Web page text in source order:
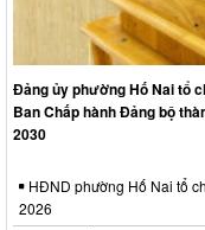
Đảng ủy phường Hố Nai tổ
Ban Chấp hành Đảng bộ
2030
HĐND phường Hố Nai tổ
2026